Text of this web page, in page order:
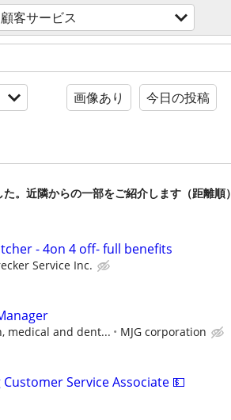
顧客サービス
画像あり 今日の投稿
。近隣からの一部をご紹介します（距離順）
- 4on 4 off- full benefits
Service Inc.
medical and dent... MJG corporation
Service Associate 💵